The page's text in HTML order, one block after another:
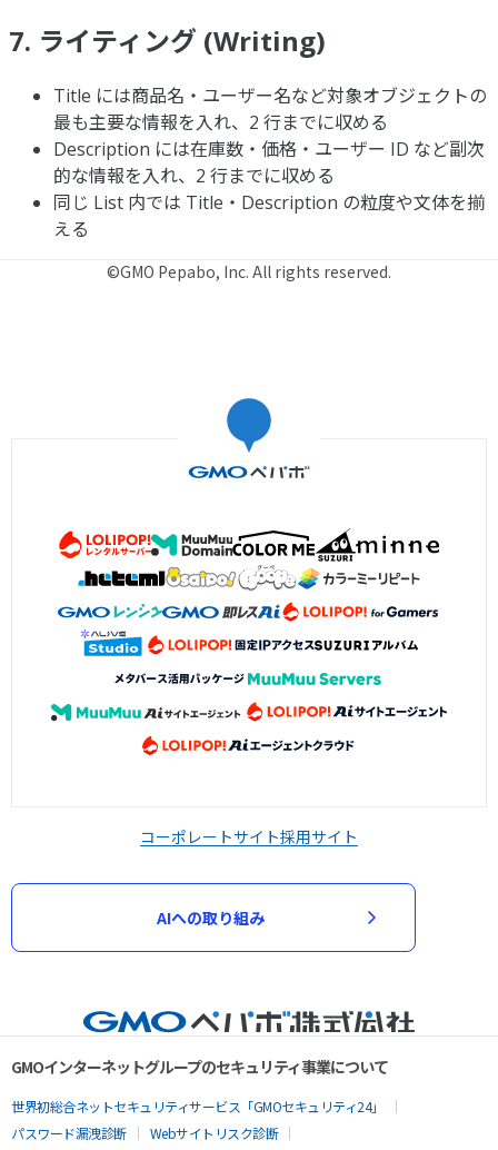
7. ライティング (Writing)
Title には商品名・ユーザー名など対象オブジェクトの
最も主要な情報を入れ、2 行までに収める
Description には在庫数・価格・ユーザー ID など副次
的な情報を入れ、2 行までに収める
同じ List 内では Title・Description の粒度や文体を揃
える
©GMO Pepabo, Inc. All rights reserved.
コーポレートサイト採用サイト
AIへの取り組み
GMOインターネットグループのセキュリティ事業について
世界初総合ネットセキュリティサービス「GMOセキュリティ24」
パスワード漏洩診断
Webサイトリスク診断